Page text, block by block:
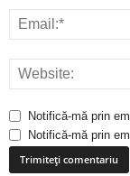
Notifică-mă prin
Notifică-mă prin